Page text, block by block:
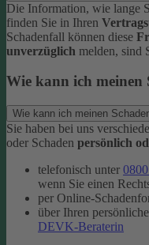
Die Information, wie lange
finden Sie in Ihren
Schadenfall können diese
unverzüglich melden, sind
Wie kann ich meinen
Wie kann ich meinen
Sie haben bei uns
oder Schaden persönlich
telefonisch unter
wenn Sie einen
per Online-
über Ihren
DEVK-Beraterin